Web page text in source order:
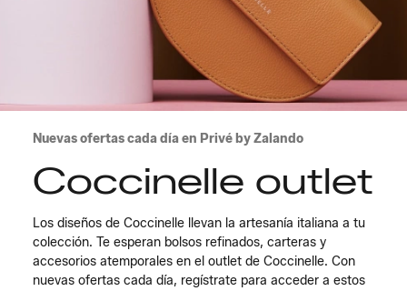
Nuevas ofertas cada día en Privé by Zalando
Coccinelle outlet
Los diseños de Coccinelle llevan la artesanía italiana a tu
colección. Te esperan bolsos refinados, carteras y
accesorios atemporales en el outlet de Coccinelle. Con
nuevas ofertas cada día, regístrate para acceder a estos